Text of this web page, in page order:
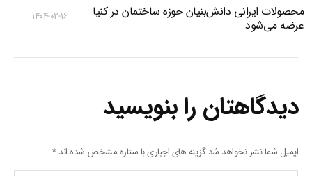
محصولات ایرانی دانش‌بنیان‌ حوزه ساختمان در کنیا
عرضه می‌شود
۱۴۰۴-۰۲-۱۶
دیدگاهتان را بنویسید
ایمیل شما نشر نخواهد شد گزینه های اجباری با ستاره مشخص شده اند*